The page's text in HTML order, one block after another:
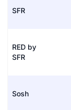
SFR
RED by
SFR
Sosh